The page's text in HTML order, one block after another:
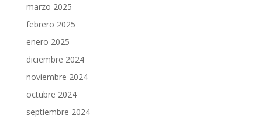
marzo 2025
febrero 2025
enero 2025
diciembre 2024
noviembre 2024
octubre 2024
septiembre 2024